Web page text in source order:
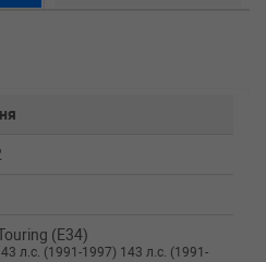
(E34)
л.с. (1991-1997) 143 л.с. (1991-